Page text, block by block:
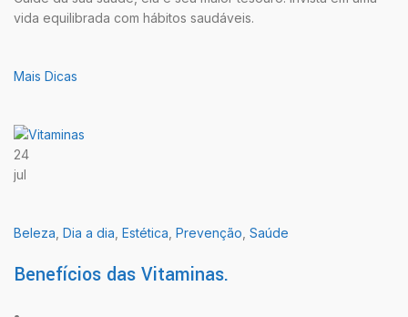
vida equilibrada com hábitos saudáveis.
Mais Dicas
24
jul
Beleza Dia a dia Estética Prevenção Saúde
Benefícios das Vitaminas.